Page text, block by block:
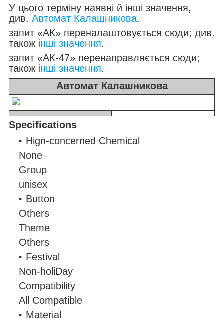
У цього терміну наявні й інші значення,
див. Автомат Калашникова.
запит «АК» переналаштовується сюди; див.
також інші значення.
запит «АК-47» перенаправляється сюди;
також інші значення.
Автомат Калашникова
Specifications
Hign-concerned Chemical
None
Group
unisex
Button
Others
Theme
Others
Festival
Non-holiDay
Compatibility
All Compatible
Material